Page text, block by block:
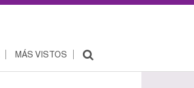
MÁS VISTOS